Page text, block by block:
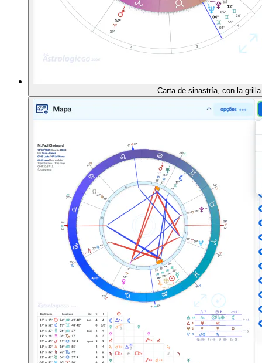
Carta de sinastría, con la